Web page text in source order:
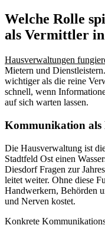
Welche Rolle
als Vermittler
Hausverwaltungen
Mietern und
wichtiger als die reine
schnell, wenn
auf sich warten lassen.
Kommunikation als
Die Hausverwaltung ist
Stadtfeld Ost einen
Diesdorf Fragen zur
leitet weiter. Ohne diese
Handwerkern, Behörden
und Nerven kostet.
Konkrete